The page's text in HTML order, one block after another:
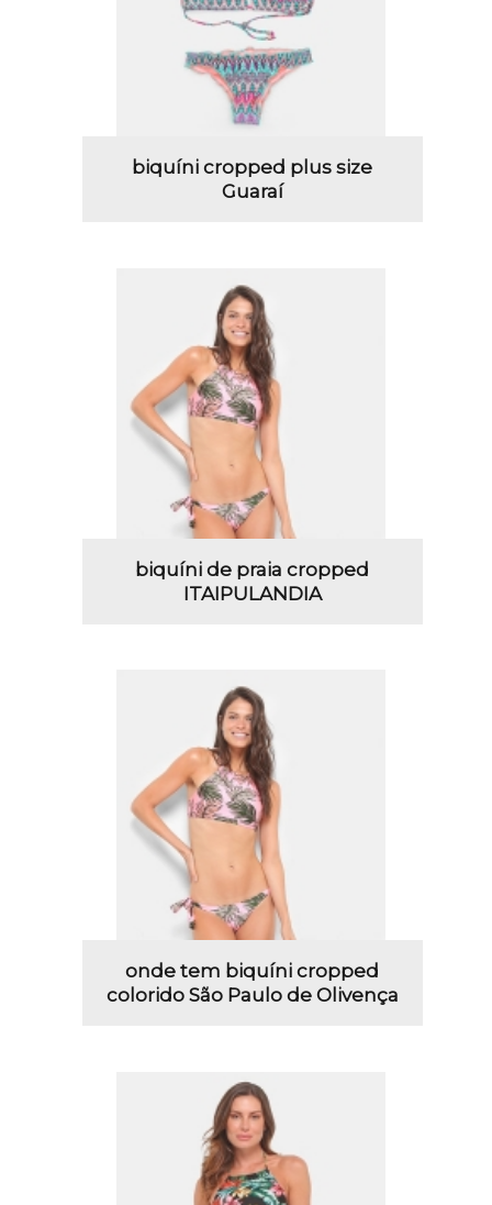
biquíni cropped plus size
Guaraí
biquíni de praia cropped
ITAIPULANDIA
onde tem biquíni cropped
colorido São Paulo de Olivença